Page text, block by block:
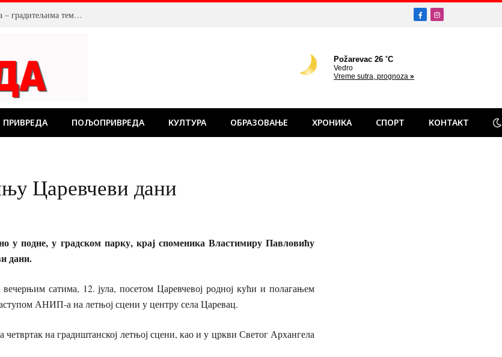
У Костолцу, венци на Спомен обележју рударима – градитељима темеља будућности FacebookInstagram
ПРИВРЕДА ПОЉОПРИВРЕДА КУЛТУРА ОБРАЗОВАЊЕ ХРОНИКА СПОРТ КОНТАКТ
Царевчеви дани
у подне, у градском парку, крај споменика Властимиру Павловићу
дани.
сатима, 12. јула, посетом Царевчевој родној кући и полагањем
АНИП-а на летњој сцени у центру села Царевац.
четвртак на градиштанској летњој сцени, као и у цркви Светог Архангела